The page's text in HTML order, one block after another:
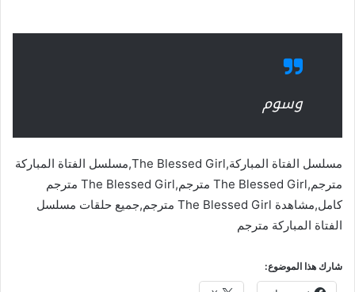
وسوم
مسلسل الفتاة المباركة,The Blessed Girl,مسلسل الفتاة المباركة
مترجم,The Blessed Girl مترجم,The Blessed Girl مترجم
كامل,مشاهدة The Blessed Girl مترجم,جميع حلقات مسلسل
الفتاة المباركة مترجم
شارك هذا الموضوع: